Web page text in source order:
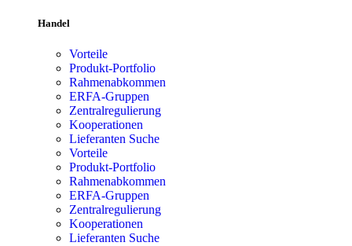
Handel
Vorteile
Produkt-Portfolio
Rahmenabkommen
ERFA-Gruppen
Zentralregulierung
Kooperationen
Lieferanten Suche
Vorteile
Produkt-Portfolio
Rahmenabkommen
ERFA-Gruppen
Zentralregulierung
Kooperationen
Lieferanten Suche